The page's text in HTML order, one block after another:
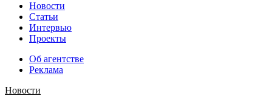
Новости
Статьи
Интервью
Проекты
Об агентстве
Реклама
Новости